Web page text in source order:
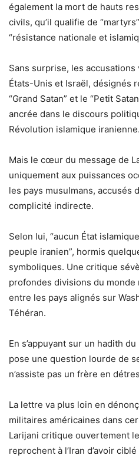
également la mort de hauts
civils, qu’il qualifie de
“résistance nationale et
Sans surprise, les
États-Unis et Israël, désignés
“Grand Satan” et le “Petit
ancrée dans le discours
Révolution islamique iranienne.
Mais le cœur du message de
uniquement aux puissances
les pays musulmans, accusés
complicité indirecte.
Selon lui, “aucun État
peuple iranien”, hormis
symboliques. Une critique
profondes divisions du monde
entre les pays alignés sur
Téhéran.
En s’appuyant sur un hadith du
pose une question lourde de
n’assiste pas un frère en
La lettre va plus loin en
militaires américaines dans
Larijani critique ouvertement
reprochent à l’Iran d’avoir